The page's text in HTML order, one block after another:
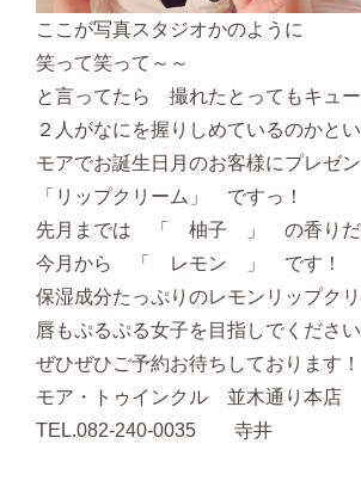
ここが写真スタジオかのように
笑って笑って～～
と言ってたら 撮れたとってもキュー
２人がなにを握りしめているのかとい
モアでお誕生日月のお客様にプレゼ
「リップクリーム」 ですっ！
先月までは 「 柚子 」 の香りだ
今月から 「 レモン 」 です！
保湿成分たっぷりのレモンリップク
唇もぷるぷる女子を目指しでくださ
ぜひぜひご予約お待ちしております！
モア・トゥインクル 並木通り本店
TEL.082-240-0035 寺井